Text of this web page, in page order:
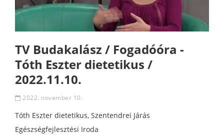
TV Budakalász / Fogadóóra -
Tóth Eszter dietetikus /
2022.11.10.
2022. november 10.
Tóth Eszter dietetikus, Szentendrei Járás
Egészségfejlesztési Iroda